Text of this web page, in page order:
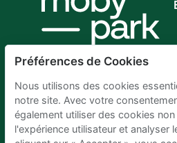
Préférences de Cookies
Nous utilisons des cookies
notre site. Avec votre
également utiliser des cookies
l'expérience utilisateur et analyser